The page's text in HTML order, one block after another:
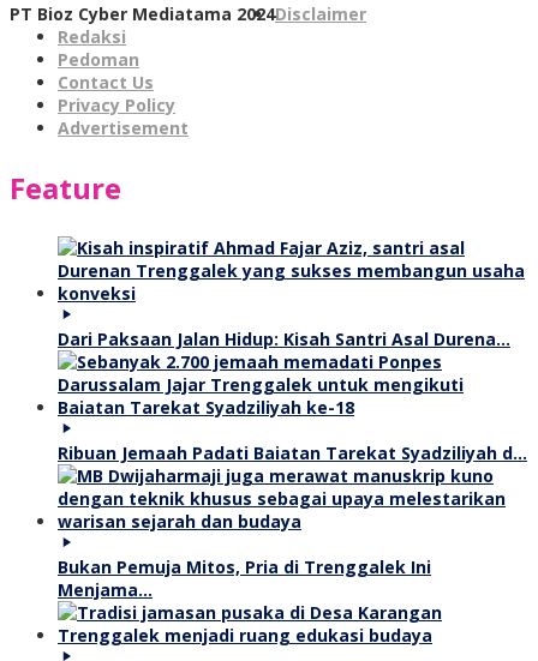
PT Bioz Cyber Mediatama 2024Disclaimer
Redaksi
Pedoman
Contact Us
Privacy Policy
Advertisement
Feature
Dari Paksaan Jalan Hidup: Kisah Santri Asal Durena…
Ribuan Jemaah Padati Baiatan Tarekat Syadziliyah d…
Bukan Pemuja Mitos, Pria di Trenggalek Ini
Menjama…